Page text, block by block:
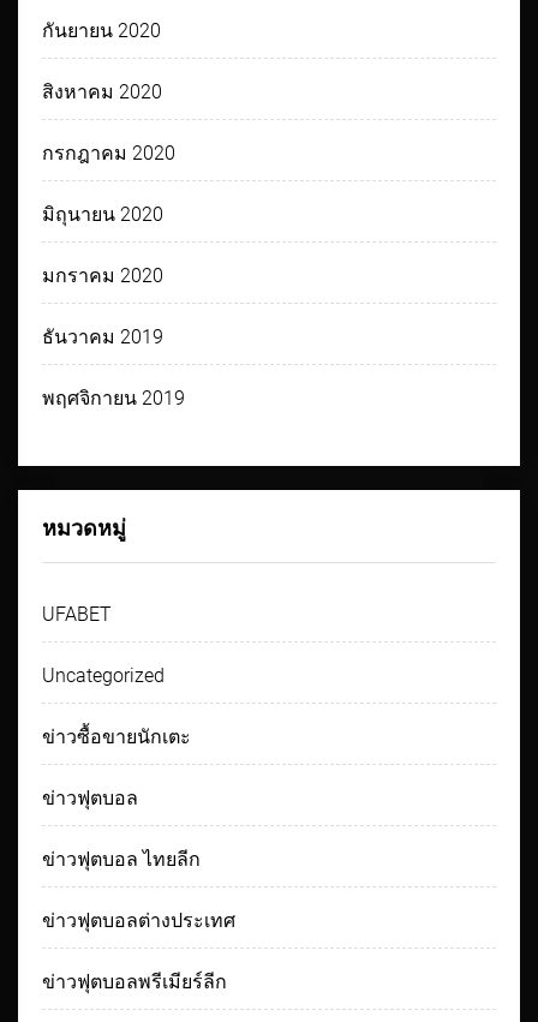
กันยายน 2020
สิงหาคม 2020
กรกฎาคม 2020
มิถุนายน 2020
มกราคม 2020
ธันวาคม 2019
พฤศจิกายน 2019
หมวดหมู่
UFABET
Uncategorized
ข่าวซื้อขายนักเตะ
ข่าวฟุตบอล
ข่าวฟุตบอล ไทยลีก
ข่าวฟุตบอลต่างประเทศ
ข่าวฟุตบอลพรีเมียร์ลีก